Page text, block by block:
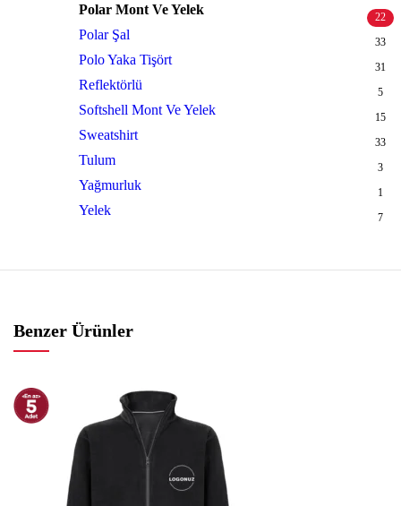
Polar Mont Ve Yelek 22
Polar Şal 33
Polo Yaka Tişört 31
Reflektörlü 5
Softshell Mont Ve Yelek 15
Sweatshirt 33
Tulum 3
Yağmurluk 1
Yelek 7
Benzer Ürünler